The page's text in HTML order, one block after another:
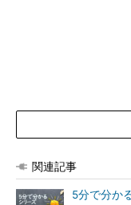
関連記事
5分で分か